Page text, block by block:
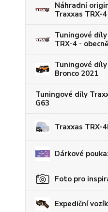
Náhradní
Traxxas TRX-4
Tuningové
TRX-4 - obecně
Tuningové
Bronco 2021
Tuningové díly
G63
Traxxas TRX-
Dárkové
Foto pro
Expediční